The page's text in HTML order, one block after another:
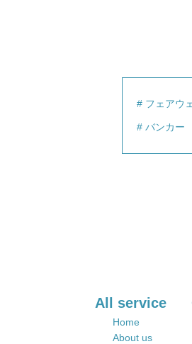
フェアウ
バンカー
All service
Home
About us